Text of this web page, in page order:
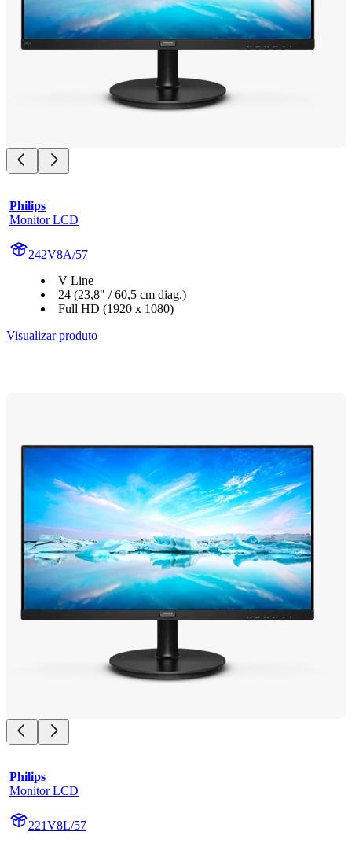
Philips
Monitor LCD
242V8A/57
V Line
24 (23,8" / 60,5 cm diag.)
Full HD (1920 x 1080)
Visualizar produto
Philips
Monitor LCD
221V8L/57